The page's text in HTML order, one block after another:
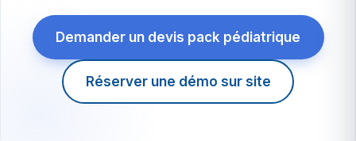
Demander un devis pack pédiatrique
Réserver une démo sur site